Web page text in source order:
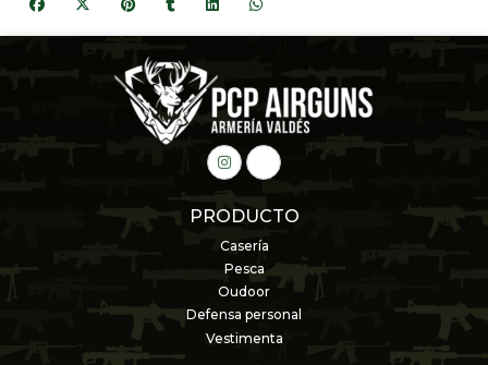
PRODUCTO
Casería
Pesca
Oudoor
Defensa personal
Vestimenta